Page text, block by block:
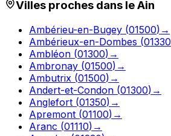
Villes proches dans leAin
Ambérieu-en-Bugey (01500) →
Ambérieux-en-Dombes (01330
Ambléon (01300) →
Ambronay (01500) →
Ambutrix (01500) →
Andert-et-Condon (01300) →
Anglefort (01350) →
Apremont (01100) →
Aranc (01110) →